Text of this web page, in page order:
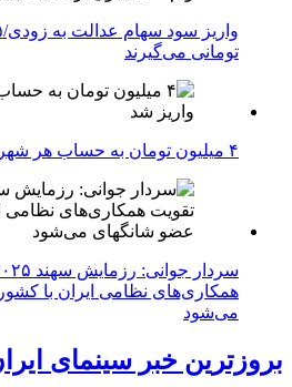
تومانی می‌گیرند
۴ میلیون تومان به حساب هر شهروند ایرانی واریز شد
همکاری‌های نظامی ایران با
می‌شود
بروزترین خبر سینمای